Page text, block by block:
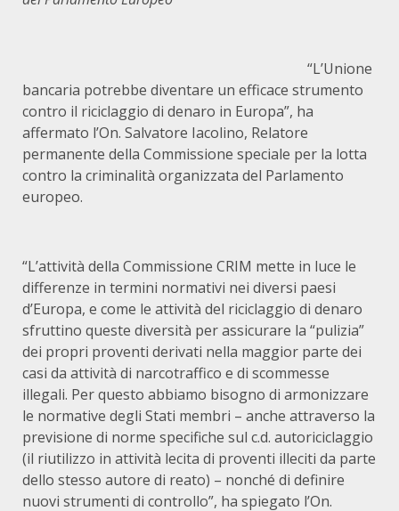
“L’Unione
bancaria potrebbe diventare un efficace strumento
contro il riciclaggio di denaro in Europa”, ha
affermato l’On. Salvatore Iacolino, Relatore
permanente della Commissione speciale per la lotta
contro la criminalità organizzata del Parlamento
europeo.
“L’attività della Commissione CRIM mette in luce le
differenze in termini normativi nei diversi paesi
d’Europa, e come le attività del riciclaggio di denaro
sfruttino queste diversità per assicurare la “pulizia”
dei propri proventi derivati nella maggior parte dei
casi da attività di narcotraffico e di scommesse
illegali. Per questo abbiamo bisogno di armonizzare
le normative degli Stati membri – anche attraverso la
previsione di norme specifiche sul c.d. autoriciclaggio
(il riutilizzo in attività lecita di proventi illeciti da parte
dello stesso autore di reato) – nonché di definire
nuovi strumenti di controllo”, ha spiegato l’On.